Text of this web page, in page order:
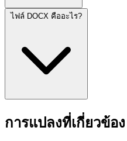
ไฟล์ DOCX คืออะไร?
การแปลงที่เกี่ยวข้อง